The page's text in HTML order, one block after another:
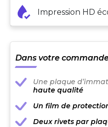
Impression HD
Dans votre
Une plaque
haute qualité
Un film de
Deux rivets par